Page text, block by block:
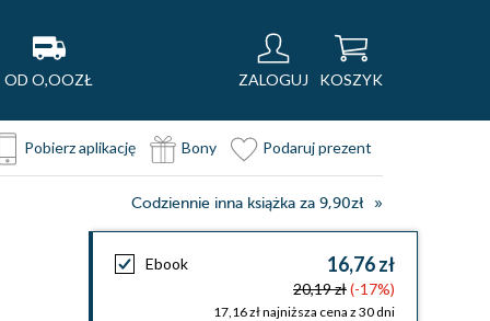
OD O,OOZŁ ZALOGUJ KOSZYK
Pobierz aplikację Bony Podaruj prezent
Codziennie inna książka za 9,90zł
Ebook 16,76 zł
20,19 zł(-17%)
17,16 zł najniższa cena z 30 dni